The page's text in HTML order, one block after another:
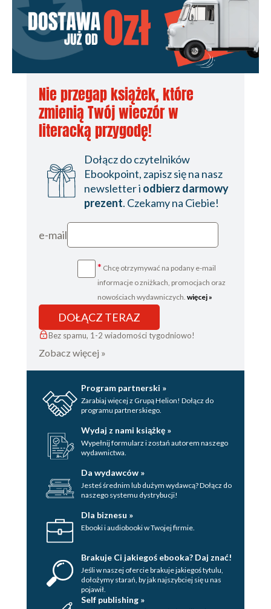
Nie przegap książek, które
zmienią Twój wieczór w
literacką przygodę!
Dołącz do czytelników
Ebookpoint, zapisz się na nasz
newsletter i odbierz darmowy
prezent. Czekamy na Ciebie!
e-mail
* Chcę otrzymywać na podany e-mail
informacje o zniżkach, promocjach oraz
nowościach wydawniczych. więcej »
DOŁĄCZ TERAZ
Bez spamu, 1-2 wiadomości tygodniowo!
Zobacz więcej »
Program partnerski »
Zarabiaj więcej z Grupą Helion! Dołącz do
programu partnerskiego.
Wydaj z nami książkę »
Wypełnij formularz i zostań autorem naszego
wydawnictwa.
Da wydawców »
Jesteś średnim lub dużym wydawcą? Dołącz do
naszego systemu dystrybucji!
Dla biznesu »
Ebooki i audiobooki w Twojej firmie.
Brakuje Ci jakiegoś ebooka? Daj znać!
Jeśli w naszej ofercie brakuje jakiegoś tytulu,
dołożymy starań, by jak najszybciej się u nas
pojawił.
Self publishing »